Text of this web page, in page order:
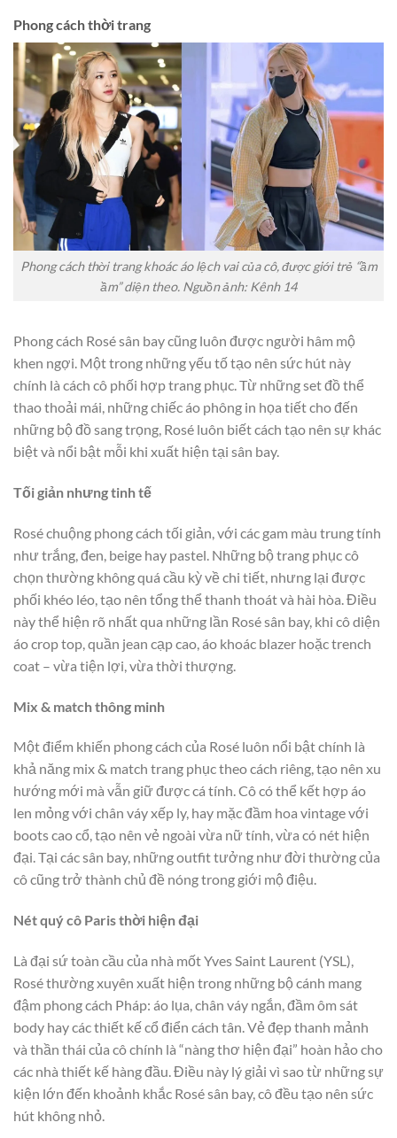
Phong cách thời trang
Phong cách thời trang khoác áo lệch vai của cô, được giới trẻ “ầm
ầm” diện theo. Nguồn ảnh: Kênh 14
Phong cách Rosé sân bay cũng luôn được người hâm mộ
khen ngợi. Một trong những yếu tố tạo nên sức hút này
chính là cách cô phối hợp trang phục. Từ những set đồ thể
thao thoải mái, những chiếc áo phông in họa tiết cho đến
những bộ đồ sang trọng, Rosé luôn biết cách tạo nên sự khác
biệt và nổi bật mỗi khi xuất hiện tại sân bay.
Tối giản nhưng tinh tế
Rosé chuộng phong cách tối giản, với các gam màu trung tính
như trắng, đen, beige hay pastel. Những bộ trang phục cô
chọn thường không quá cầu kỳ về chi tiết, nhưng lại được
phối khéo léo, tạo nên tổng thể thanh thoát và hài hòa. Điều
này thể hiện rõ nhất qua những lần Rosé sân bay, khi cô diện
áo crop top, quần jean cạp cao, áo khoác blazer hoặc trench
coat – vừa tiện lợi, vừa thời thượng.
Mix & match thông minh
Một điểm khiến phong cách của Rosé luôn nổi bật chính là
khả năng mix & match trang phục theo cách riêng, tạo nên xu
hướng mới mà vẫn giữ được cá tính. Cô có thể kết hợp áo
len mỏng với chân váy xếp ly, hay mặc đầm hoa vintage với
boots cao cổ, tạo nên vẻ ngoài vừa nữ tính, vừa có nét hiện
đại. Tại các sân bay, những outfit tưởng như đời thường của
cô cũng trở thành chủ đề nóng trong giới mộ điệu.
Nét quý cô Paris thời hiện đại
Là đại sứ toàn cầu của nhà mốt Yves Saint Laurent (YSL),
Rosé thường xuyên xuất hiện trong những bộ cánh mang
đậm phong cách Pháp: áo lụa, chân váy ngắn, đầm ôm sát
body hay các thiết kế cổ điển cách tân. Vẻ đẹp thanh mảnh
và thần thái của cô chính là “nàng thơ hiện đại” hoàn hảo cho
các nhà thiết kế hàng đầu. Điều này lý giải vì sao từ những sự
kiện lớn đến khoảnh khắc Rosé sân bay, cô đều tạo nên sức
hút không nhỏ.